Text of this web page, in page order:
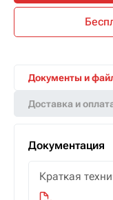
Документы и
Доставка и
Документация
Краткая